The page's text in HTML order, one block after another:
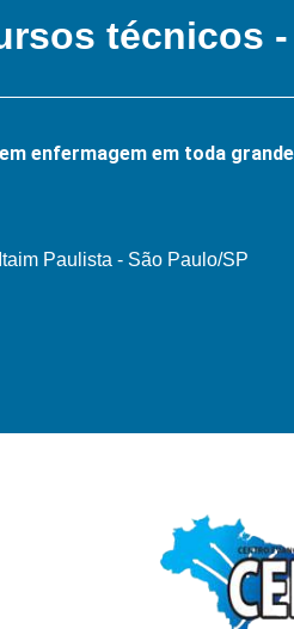
técnicos
enfermagem em toda
Paulista - São Paulo/SP